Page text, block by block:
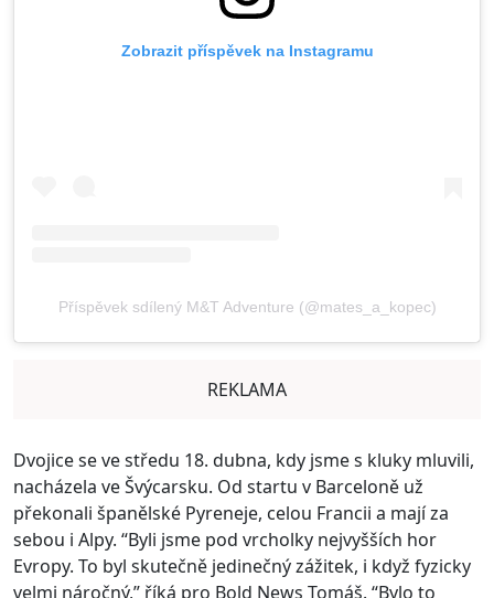
Zobrazit příspěvek na Instagramu
Příspěvek sdílený M&T Adventure (@mates_a_kopec)
REKLAMA
Dvojice se ve středu 18. dubna, kdy jsme s kluky mluvili,
nacházela ve Švýcarsku. Od startu v Barceloně už
překonali španělské Pyreneje, celou Francii a mají za
sebou i Alpy. “Byli jsme pod vrcholky nejvyšších hor
Evropy. To byl skutečně jedinečný zážitek, i když fyzicky
velmi náročný,” říká pro Bold News Tomáš. “Bylo to